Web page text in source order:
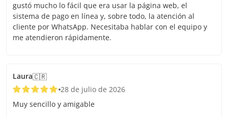
gustó mucho lo fácil que era usar la página web, el
sistema de pago en línea y, sobre todo, la atención al
cliente por WhatsApp. Necesitaba hablar con el equipo y
me atendieron rápidamente.
Laura🇨🇷
28 de julio de 2026
Muy sencillo y amigable